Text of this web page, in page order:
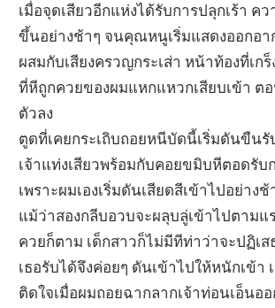
เมื่อจุดเสียวอีกแห่งได้รับการปลุกเร้า ค
ขึ้นอย่างช้าๆ จนคุณหนูเริ่มแสดงออกอา
ผสมกับเสียงครวญกระเส่า หน้าท้องที่เก
ที่หีถูกควยของผมแหกแหวกเสียบเข้า ต
ตัวลง
ตูดที่เคยกระเถิบถอยหนีบัดนี้เริ่มดันขืนรั
เจ้าแท่งเสียวพร้อมกับคอยขมิบหีตอดรับ
เพราะผมเองเริ่มดันเสียดสีเข้าไปอย่างช้
แม้ว่าสองกลีบอวบจะผลุบลู่เข้าไปตามแ
ควยก็ตาม เด็กสาวก็ไม่มีทีท่าว่าจะปฏิเส
เธอรับได้จึงค่อยๆ ดันเข้าไปให้หนักเข้า
ติดใจเมื่อผมถอยฉากลากเจ้าท่อนเอ็นออ